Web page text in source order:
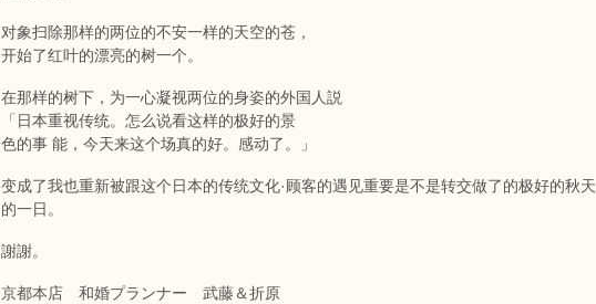
对象扫除那样的两位的不安一样的天空的苍，
开始了红叶的漂亮的树一个。
在那样的树下，为一心凝视两位的身姿的外国人説
「日本重视传统。怎么说看这样的极好的景
色的事 能，今天来这个场真的好。感动了。」
变成了我也重新被跟这个日本的传统文化·顾客的遇见重要是不是转交做了的极好的秋天
的一日。
謝謝。
京都本店 和婚プランナー 武藤＆折原